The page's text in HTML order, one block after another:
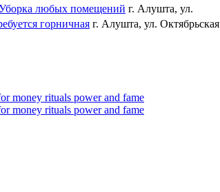
любых помещений г. Алушта, ул.
горничная г. Алушта, ул. Октябрьская
money rituals power and fame
money rituals power and fame